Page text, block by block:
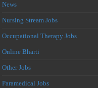
News
Nursing Stream Jobs
Occupational Therapy Jobs
Online Bharti
Other Jobs
Paramedical Jobs